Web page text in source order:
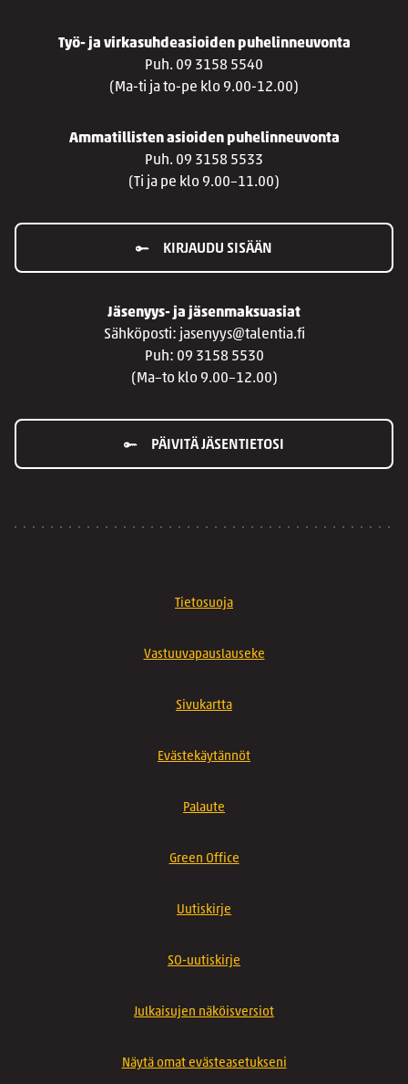
Työ- ja virkasuhdeasioiden puhelinneuvonta
Puh. 09 3158 5540
(Ma-ti ja to-pe klo 9.00-12.00)
Ammatillisten asioiden puhelinneuvonta
Puh. 09 3158 5533
(Ti ja pe klo 9.00–11.00)
KIRJAUDU SISÄÄN
Jäsenyys- ja jäsenmaksuasiat
Sähköposti: jasenyys@talentia.fi
Puh: 09 3158 5530
(Ma–to klo 9.00–12.00)
PÄIVITÄ JÄSENTIETOSI
Tietosuoja
Vastuuvapauslauseke
Sivukartta
Evästekäytännöt
Palaute
Green Office
Uutiskirje
SO-uutiskirje
Julkaisujen näköisversiot
Näytä omat evästeasetukseni